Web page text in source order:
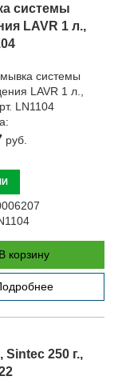
системы
LAVR 1 л.,
руб.
В корзину
Sintec 250 г.,